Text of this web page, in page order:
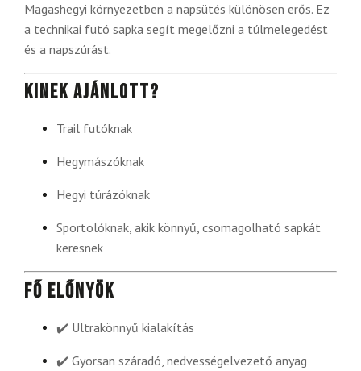
Magashegyi környezetben a napsütés különösen erős. Ez
a technikai futó sapka segít megelőzni a túlmelegedést
és a napszúrást.
Kinek ajánlott?
Trail futóknak
Hegymászóknak
Hegyi túrázóknak
Sportolóknak, akik könnyű, csomagolható sapkát
keresnek
Fő előnyök
✔️ Ultrakönnyű kialakítás
✔️ Gyorsan száradó, nedvességelvezető anyag